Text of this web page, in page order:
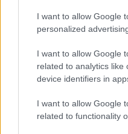
I want to allow Google
personalized
I want to allow Google
related to analytics like
device identifiers in
I want to allow Google
related to functionality
Investimentimagazine.it, il